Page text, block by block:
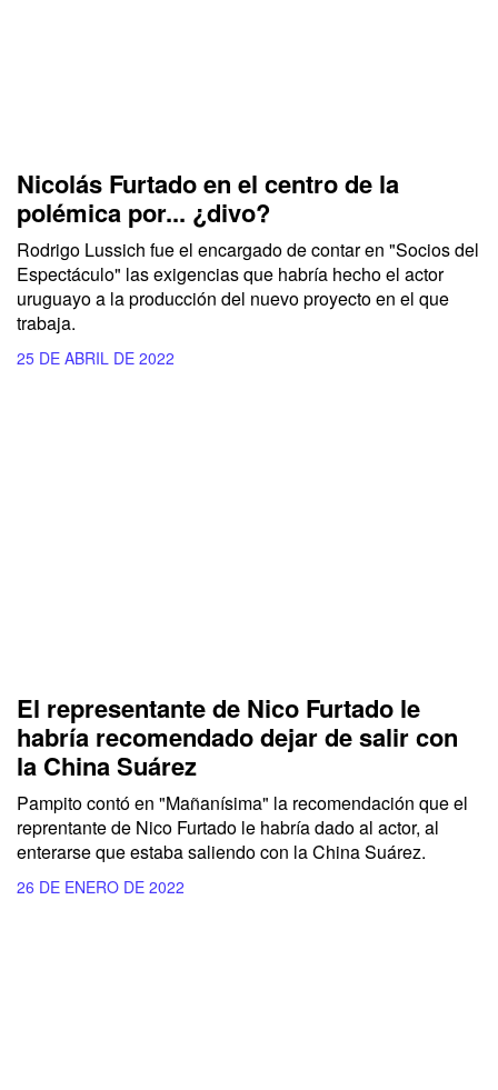
Nicolás Furtado en el centro de la
polémica por... ¿divo?
Rodrigo Lussich fue el encargado de contar en "Socios del
Espectáculo" las exigencias que habría hecho el actor
uruguayo a la producción del nuevo proyecto en el que
trabaja.
25 DE ABRIL DE 2022
El representante de Nico Furtado le
habría recomendado dejar de salir con
la China Suárez
Pampito contó en "Mañanísima" la recomendación que el
reprentante de Nico Furtado le habría dado al actor, al
enterarse que estaba saliendo con la China Suárez.
26 DE ENERO DE 2022